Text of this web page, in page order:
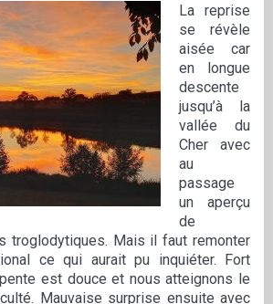
La reprise
se révèle
aisée car
en longue
descente
jusqu’à la
vallée du
Cher avec
au
passage
un aperçu
de
troglodytiques. Mais il faut remonter
ce qui aurait pu inquiéter. Fort
est douce et nous atteignons le
Mauvaise surprise ensuite avec